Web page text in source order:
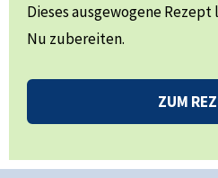
Dieses ausgewogene
Nu zubereiten.
ZUM